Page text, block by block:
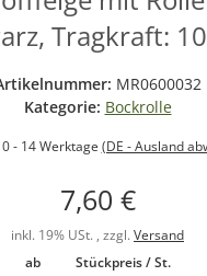
Tragkraft:
MR0600032
Kategorie: Bockrolle
- 14 Werktage (DE - Ausland
7,60 €
inkl. 19% USt. , zzgl. Versand
ab
Stückpreis / St.